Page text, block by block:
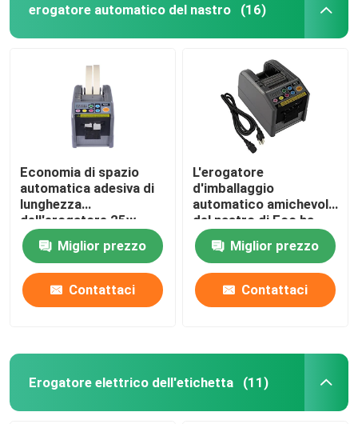
erogatore automatico del nastro (16)
Economia di spazio
automatica adesiva di
lunghezza
dell'erogatore 25w
999mm del nastro
Miglior prezzo
Contattaci
L'erogatore
d'imballaggio
automatico amichevole
del nastro di Eco ha
gommato il CE di
999mmMiglior prezzo
Contattaci
Erogatore elettrico dell'etichetta (11)